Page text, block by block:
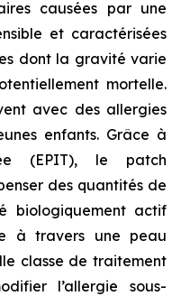
causées par une
et caractérisées
dont la gravité varie
mortelle.
avec des allergies
enfants. Grâce à
(EPIT), le patch
des quantités de
biologiquement actif
à travers une peau
classe de traitement
l’allergie sous-